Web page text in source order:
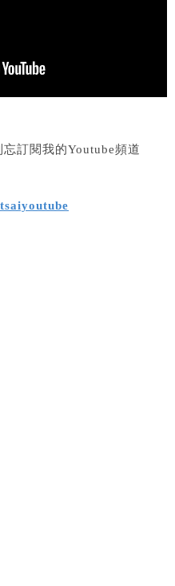
訂閱我的Youtube頻道